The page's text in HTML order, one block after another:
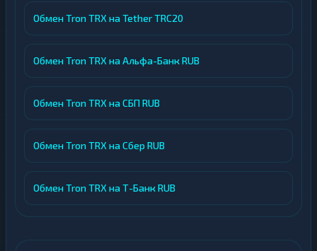
Обмен Tron TRX на Tether TRC20
Обмен Tron TRX на Альфа-Банк RUB
Обмен Tron TRX на СБП RUB
Обмен Tron TRX на Сбер RUB
Обмен Tron TRX на Т-Банк RUB